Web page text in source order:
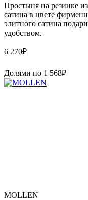
Простыня на резинке
сатина в цвете
элитного сатина
удобством.
6 270₽
Долями по 1 568₽
MOLLEN